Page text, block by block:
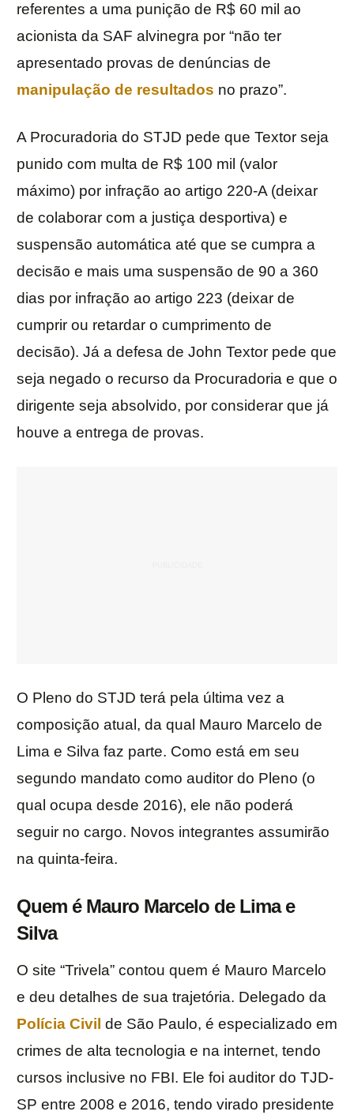
referentes a uma punição de R$ 60 mil ao
acionista da SAF alvinegra por “não ter
apresentado provas de denúncias de
manipulação de resultados no prazo”.
A Procuradoria do STJD pede que Textor seja
punido com multa de R$ 100 mil (valor
máximo) por infração ao artigo 220-A (deixar
de colaborar com a justiça desportiva) e
suspensão automática até que se cumpra a
decisão e mais uma suspensão de 90 a 360
dias por infração ao artigo 223 (deixar de
cumprir ou retardar o cumprimento de
decisão). Já a defesa de John Textor pede que
seja negado o recurso da Procuradoria e que o
dirigente seja absolvido, por considerar que já
houve a entrega de provas.
O Pleno do STJD terá pela última vez a
composição atual, da qual Mauro Marcelo de
Lima e Silva faz parte. Como está em seu
segundo mandato como auditor do Pleno (o
qual ocupa desde 2016), ele não poderá
seguir no cargo. Novos integrantes assumirão
na quinta-feira.
Quem é Mauro Marcelo de Lima e
Silva
O site “Trivela” contou quem é Mauro Marcelo
e deu detalhes de sua trajetória. Delegado da
Polícia Civil de São Paulo, é especializado em
crimes de alta tecnologia e na internet, tendo
cursos inclusive no FBI. Ele foi auditor do TJD-
SP entre 2008 e 2016, tendo virado presidente